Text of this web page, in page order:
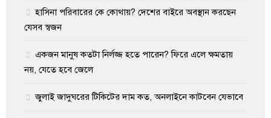
হাসিনা পরিবারের কে কোথায়? দেশের বাইরে অবস্থান করছেন
যেসব স্বজন
একজন মানুষ কতটা নির্লজ্জ হতে পারেন? ফিরে এলে ক্ষমতায়
নয়, যেতে হবে জেলে
জুলাই জাদুঘরের টিকিটের দাম কত, অনলাইনে কাটবেন যেভাবে